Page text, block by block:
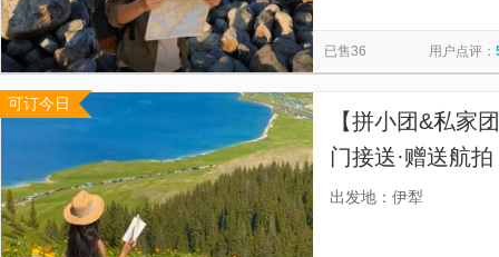
已售36 用户点评：
可订今日
【拼小团&私家
门接送·赠送航
团由我社安排车
出发地：伊犁